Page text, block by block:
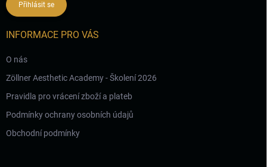
Přihlásit se
INFORMACE PRO VÁS
O nás
Zöllner Aesthetic Academy - Školení 2026
Pravidla pro vrácení zboží a plateb
Podmínky ochrany osobních údajů
Obchodní podmínky